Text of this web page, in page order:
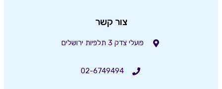
צור קשר
פועלי צדק 3 תלפיות ירושלים
02-6749494